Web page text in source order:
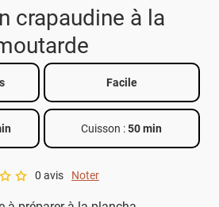
crapaudine à la
Facile
Cuisson :50 min
of 0 out of 5.
0 avis Noter